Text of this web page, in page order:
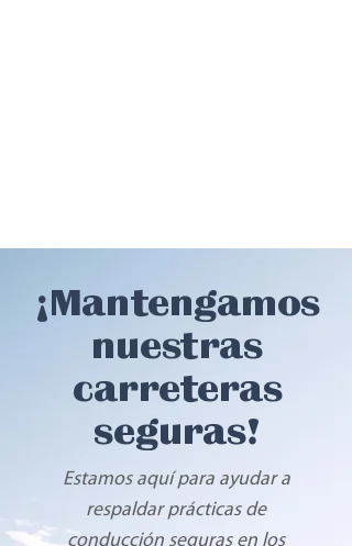
¡Mantengamos
nuestras
carreteras
seguras!
Estamos aquí para ayudar a
respaldar prácticas de
conducción seguras en los